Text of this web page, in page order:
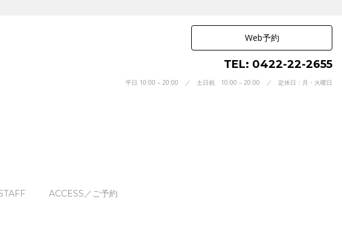
ACCESS／ご予約
Web予約
TEL: 0422-22-2655
平日 10:00 – 20:00 ／ 土日祝 10:00 – 20:00 ／ 定休日：月・火曜日